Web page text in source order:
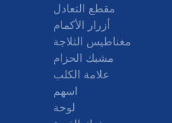
مقطع التعادل
أزرار الأكمام
مغناطيس الثلاجة
مشبك الحزام
علامة الكلب
اسهم
لوحة